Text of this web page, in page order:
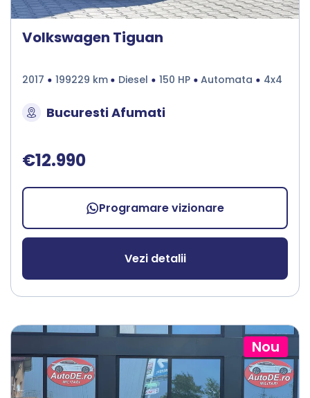
Volkswagen Tiguan
2017 199229 km Diesel 150 HP Automata 4x4
Bucuresti Afumati
€12.990
Programare vizionare
Vezi detalii
Nou